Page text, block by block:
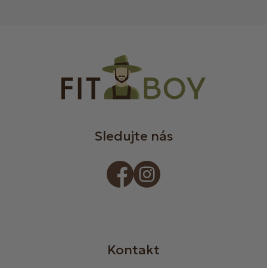
Sledujte nás
Kontakt